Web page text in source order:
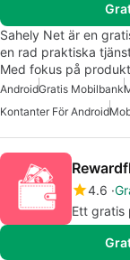
Sahely Net är en
en rad praktiska
Med fokus på
AndroidGratis Mobilbank
Kontanter För Android
4.6
Ett gratis